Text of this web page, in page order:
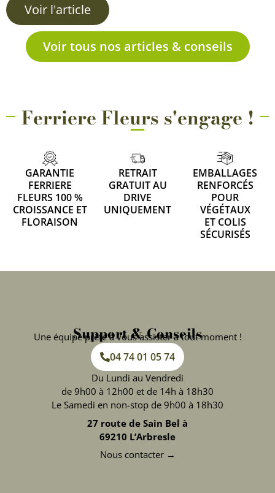
Voir l'article
Voir tous nos articles & conseils
Ferriere Fleurs s'engage !
GARANTIE
FERRIERE
FLEURS 100 %
CROISSANCE ET
FLORAISON
RETRAIT
GRATUIT AU
DRIVE
UNIQUEMENT
EMBALLAGES
RENFORCÉS
POUR
VÉGÉTAUX
ET COLIS
SÉCURISÉS
Support & Conseils
Une équipe prête à vous assister à tout moment !
04 74 01 05 74
Du Lundi au Vendredi
de 9h00 à 12h00 et de 14h à 18h30
Le Samedi en non-stop de 9h00 à 18h30
27 route de Sain Bel à
69210 L’Arbresle
Nous contacter →